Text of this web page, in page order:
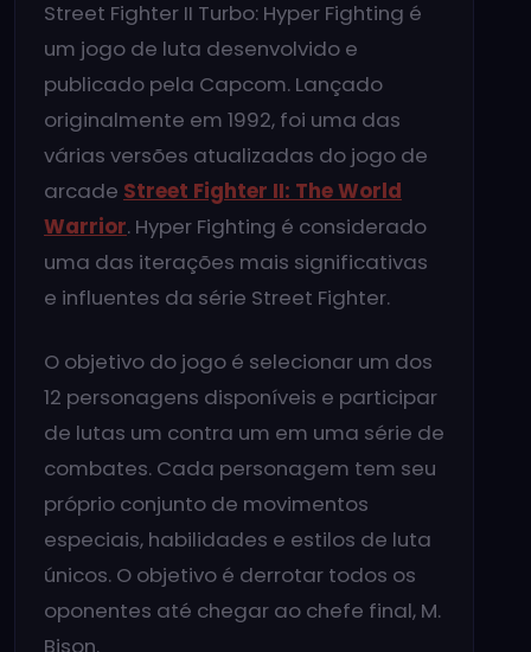
Street Fighter II Turbo: Hyper Fighting é
um jogo de luta desenvolvido e
publicado pela Capcom. Lançado
originalmente em 1992, foi uma das
várias versões atualizadas do jogo de
arcade Street Fighter II: The World
Warrior. Hyper Fighting é considerado
uma das iterações mais significativas
e influentes da série Street Fighter.
O objetivo do jogo é selecionar um dos
12 personagens disponíveis e participar
de lutas um contra um em uma série de
combates. Cada personagem tem seu
próprio conjunto de movimentos
especiais, habilidades e estilos de luta
únicos. O objetivo é derrotar todos os
oponentes até chegar ao chefe final, M.
Bison.